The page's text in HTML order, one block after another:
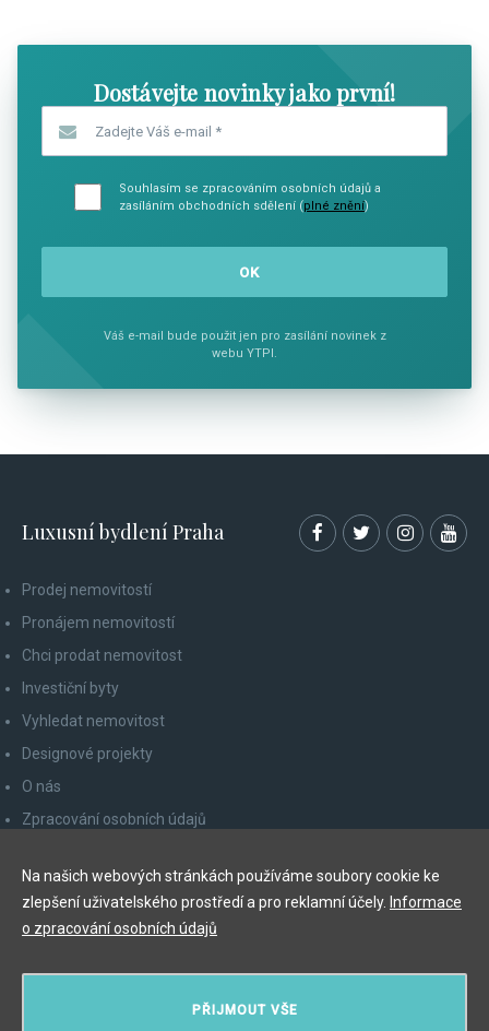
Dostávejte novinky jako první!
Souhlasím se zpracováním osobních údajů a
zasíláním obchodních sdělení (plné znění)
Váš e-mail bude použit jen pro zasílání novinek z
webu YTPI.
Luxusní bydlení Praha
Prodej nemovitostí
Pronájem nemovitostí
Chci prodat nemovitost
Investiční byty
Vyhledat nemovitost
Designové projekty
O nás
Zpracování osobních údajů
Odhlášení z newsletteru
PŘIJMOUT VŠE
Na našich webových stránkách používáme soubory cookie ke
zlepšení uživatelského prostředí a pro reklamní účely. Informace
o zpracování osobních údajů